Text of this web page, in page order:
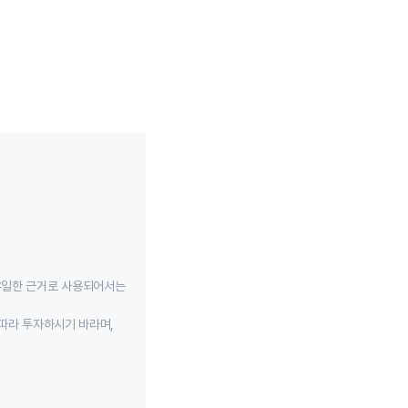
한 근거로 사용되어서는
투자하시기 바라며,